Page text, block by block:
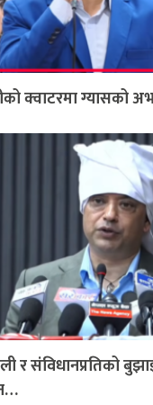
क्वाटरमा ग्यासको
र संविधानप्रतिको